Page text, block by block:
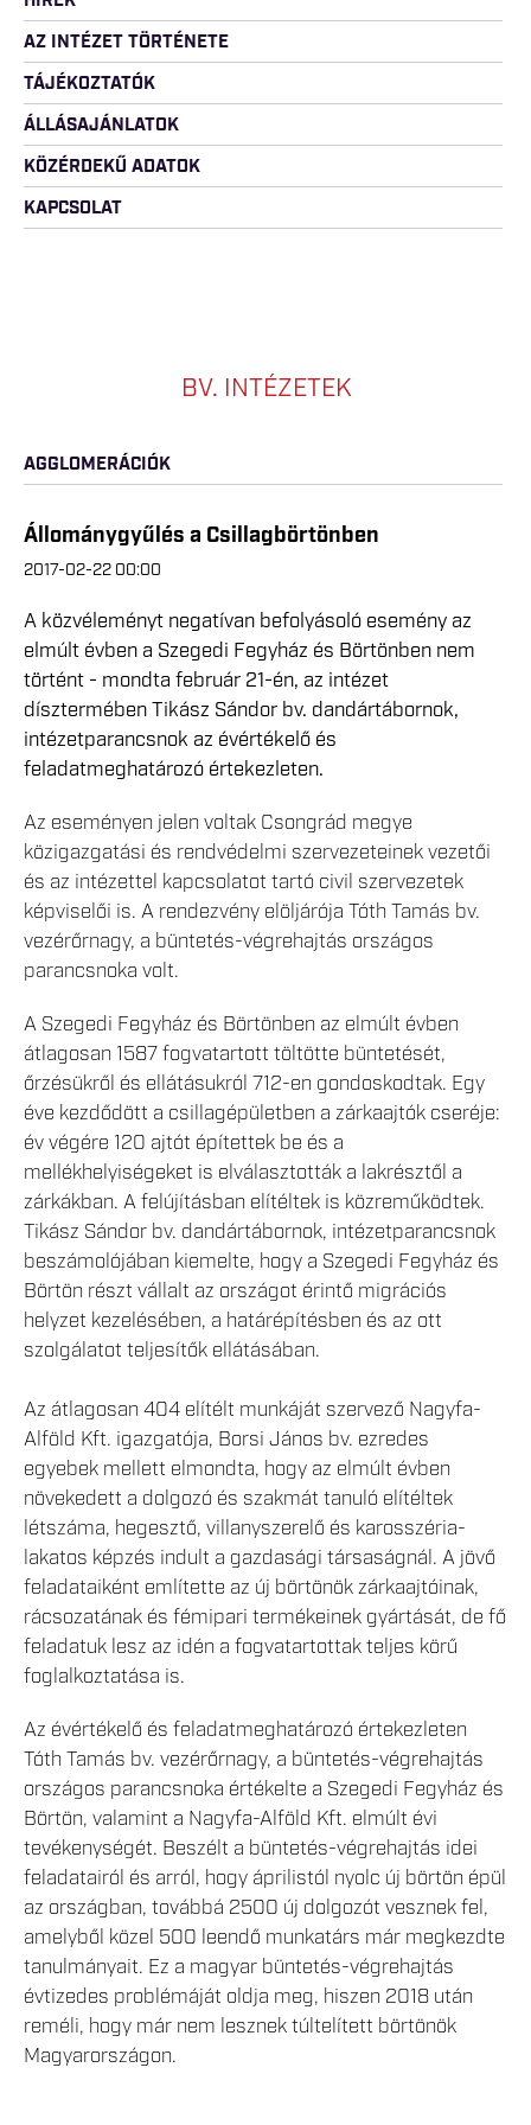
AZ INTÉZET TÖRTÉNETE
TÁJÉKOZTATÓK
ÁLLÁSAJÁNLATOK
KÖZÉRDEKŰ ADATOK
KAPCSOLAT
BV. INTÉZETEK
AGGLOMERÁCIÓK
Állománygyűlés a Csillagbörtönben
2017-02-22 00:00
A közvéleményt negatívan befolyásoló esemény az
elmúlt évben a Szegedi Fegyház és Börtönben nem
történt - mondta február 21-én, az intézet
dísztermében Tikász Sándor bv. dandártábornok,
intézetparancsnok az évértékelő és
feladatmeghatározó értekezleten.
Az eseményen jelen voltak Csongrád megye
közigazgatási és rendvédelmi szervezeteinek vezetői
és az intézettel kapcsolatot tartó civil szervezetek
képviselői is. A rendezvény elöljárója Tóth Tamás bv.
vezérőrnagy, a büntetés-végrehajtás országos
parancsnoka volt.
A Szegedi Fegyház és Börtönben az elmúlt évben
átlagosan 1587 fogvatartott töltötte büntetését,
őrzésükről és ellátásukról 712-en gondoskodtak. Egy
éve kezdődött a csillagépületben a zárkaajtók cseréje:
év végére 120 ajtót építettek be és a
mellékhelyiségeket is elválasztották a lakrésztől a
zárkákban. A felújításban elítéltek is közreműködtek.
Tikász Sándor bv. dandártábornok, intézetparancsnok
beszámolójában kiemelte, hogy a Szegedi Fegyház és
Börtön részt vállalt az országot érintő migrációs
helyzet kezelésében, a határépítésben és az ott
szolgálatot teljesítők ellátásában.
Az átlagosan 404 elítélt munkáját szervező Nagyfa-
Alföld Kft. igazgatója, Borsi János bv. ezredes
egyebek mellett elmondta, hogy az elmúlt évben
növekedett a dolgozó és szakmát tanuló elítéltek
létszáma, hegesztő, villanyszerelő és karosszéria-
lakatos képzés indult a gazdasági társaságnál. A jövő
feladataiként említette az új börtönök zárkaajtóinak,
rácsozatának és fémipari termékeinek gyártását, de fő
feladatuk lesz az idén a fogvatartottak teljes körű
foglalkoztatása is.
Az évértékelő és feladatmeghatározó értekezleten
Tóth Tamás bv. vezérőrnagy, a büntetés-végrehajtás
országos parancsnoka értékelte a Szegedi Fegyház és
Börtön, valamint a Nagyfa-Alföld Kft. elmúlt évi
tevékenységét. Beszélt a büntetés-végrehajtás idei
feladatairól és arról, hogy áprilistól nyolc új börtön épül
az országban, továbbá 2500 új dolgozót vesznek fel,
amelyből közel 500 leendő munkatárs már megkezdte
tanulmányait. Ez a magyar büntetés-végrehajtás
évtizedes problémáját oldja meg, hiszen 2018 után
reméli, hogy már nem lesznek túltelített börtönök
Magyarországon.